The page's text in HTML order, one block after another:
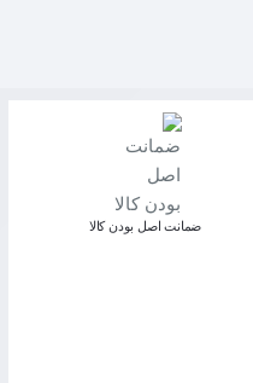
ﺿﻤﺎﻧﺖ اﺻﻞ ﺑﻮدن ﮐﺎﻟﺎ